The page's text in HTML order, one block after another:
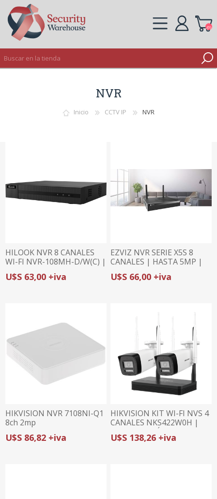
(0)
NVR
Inicio CCTV IP NVR
HILOOK NVR 8 CANALES
WI-FI NVR-108MH-D/W(C) |
1080P | 1 SATA
U$S 63,00 +iva
EZVIZ NVR SERIE X5S 8
CANALES | HASTA 5MP |
SOPORTE H.265 | HASTA
8TB
U$S 66,00 +iva
HIKVISION NVR 7108NI-Q1
8ch 2mp
U$S 86,82 +iva
HIKVISION KIT WI-FI NVS 4
CANALES NKS422W0H |
INCLUYE 2 CÁMARAS
BULLET 2MP | DETECCIÓN
U$S 138,26 +iva